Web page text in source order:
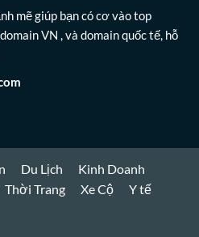
mẽ giúp bạn có cơ vào top
VN , và domain quốc tế, hỗ
Du Lịch
Kinh Doanh
Thời Trang Xe Cộ Y tế